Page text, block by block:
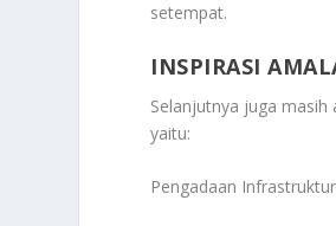
setempat.
INSPIRASI
Selanjutnya juga masih
yaitu:
Pengadaan